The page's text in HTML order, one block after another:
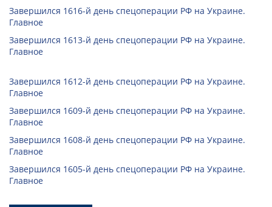
Завершился 1616-й день спецоперации РФ на Украине.
Главное
Завершился 1613-й день спецоперации РФ на Украине.
Главное
Завершился 1612-й день спецоперации РФ на Украине.
Главное
Завершился 1609-й день спецоперации РФ на Украине.
Главное
Завершился 1608-й день спецоперации РФ на Украине.
Главное
Завершился 1605-й день спецоперации РФ на Украине.
Главное